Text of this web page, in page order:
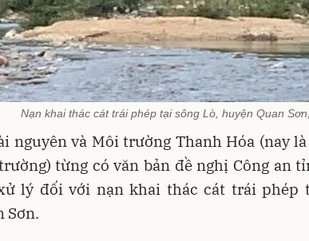
Nạn khai thác cát trái phép tại sông Lò, huyện Quan
nguyên và Môi trường Thanh Hóa (nay
từng có văn bản đề nghị Công an
lý đối với nạn khai thác cát trái phép
Sơn.